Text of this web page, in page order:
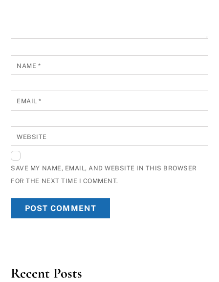
NAME *
EMAIL*
WEBSITE
SAVE MY NAME, EMAIL, AND WEBSITE IN THIS BROWSER
FOR THE NEXT TIME I COMMENT.
Recent Posts